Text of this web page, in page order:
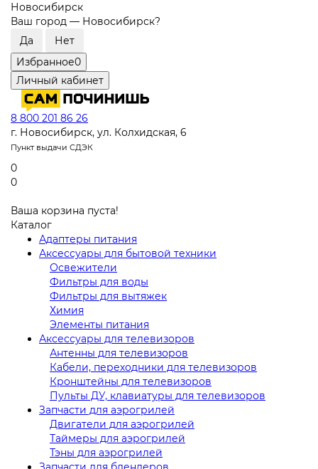
Новосибирск
Ваш город — Новосибирск?
Избранное0
Личный кабинет
8 800 201 86 26
г. Новосибирск, ул. Колхидская, 6
Пункт выдачи СДЭК
0
0
Ваша корзина пуста!
Каталог
Адаптеры питания
Аксессуары для бытовой техники
Освежители
Фильтры для воды
Фильтры для вытяжек
Химия
Элементы питания
Аксессуары для телевизоров
Антенны для телевизоров
Кабели, переходники для телевизоров
Кронштейны для телевизоров
Пульты ДУ, клавиатуры для телевизоров
Запчасти для аэрогрилей
Двигатели для аэрогрилей
Таймеры для аэрогрилей
Тэны для аэрогрилей